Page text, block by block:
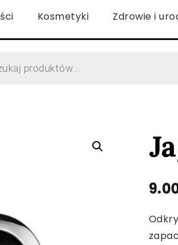
Kosmetyki Zdrowie i